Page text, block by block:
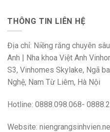
THÔNG TIN LIÊN HỆ
Địa chỉ: Niềng răng chuyên
Anh | Nha khoa Việt Anh
S3, Vinhomes Skylake, Ngã
Nghệ, Nam Từ Liêm, Hà Nội
Hotline: 0888.098.068-
Website: